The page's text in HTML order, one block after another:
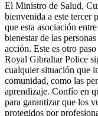
El Ministro de Salud,
bienvenida a este
que esta asociación
bienestar de las
acción. Este es otro
Royal Gibraltar Police
cualquier situación que
comunidad, como las
aprendizaje. Confío en
para garantizar que los
protegidos por